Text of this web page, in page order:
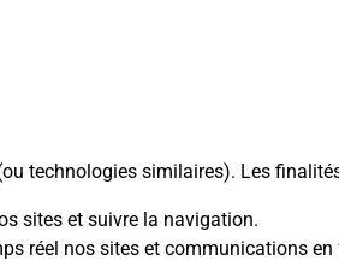
technologies similaires). Les
sites et suivre la navigation.
réel nos sites et communications
qu’est ce que c’est
?